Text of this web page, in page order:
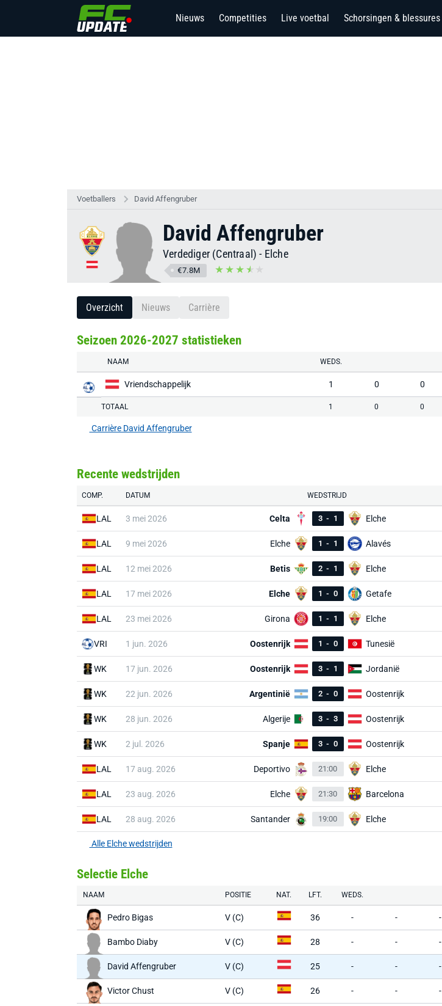
Nieuws Competities Live voetbal Schorsingen & blessures
Voetballers David Affengruber
David Affengruber
Verdediger (Centraal)- Elche
€7.8M
Overzicht Nieuws Carrière
Seizoen 2026-2027 statistieken
NAAM WEDS.
Vriendschappelijk 1 0 0
TOTAAL 1 0 0
Carrière David Affengruber
Recente wedstrijden
COMP. DATUM WEDSTRIJD
LAL 3 mei 2026 Celta 3 - 1 Elche
LAL 9 mei 2026 Elche 1 - 1 Alavés
LAL 12 mei 2026 Betis 2 - 1 Elche
LAL 17 mei 2026 Elche 1 - 0 Getafe
LAL 23 mei 2026 Girona 1 - 1 Elche
VRI 1 jun. 2026 Oostenrijk 1 - 0 Tunesië
WK 17 jun. 2026 Oostenrijk 3 - 1 Jordanië
WK 22 jun. 2026 Argentinië 2 - 0 Oostenrijk
WK 28 jun. 2026 Algerije 3 - 3 Oostenrijk
WK 2 jul. 2026 Spanje 3 - 0 Oostenrijk
LAL 17 aug. 2026 Deportivo 21:00 Elche
LAL 23 aug. 2026 Elche 21:30 Barcelona
LAL 28 aug. 2026 Santander 19:00 Elche
Alle Elche wedstrijden
Selectie Elche
NAAM POSITIE NAT. LFT. WEDS.
Pedro Bigas V (C) 36 - - -
Bambo Diaby V (C) 28 - - -
David Affengruber V (C) 25 - - -
Victor Chust V (C) 26 - - -